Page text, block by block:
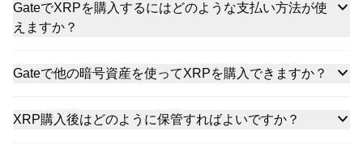
GateでXRPを購入するにはどのような支払い方法が使
えますか？
Gateで他の暗号資産を使ってXRPを購入できますか？
XRP購入後はどのように保管すればよいですか？